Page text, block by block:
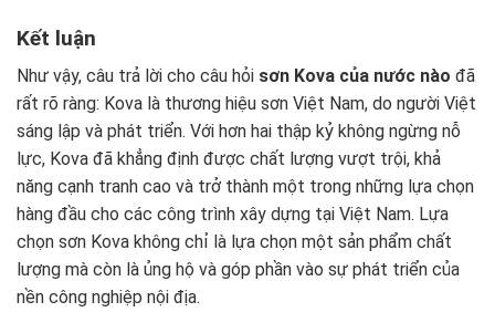
Kết luận
Như vậy, câu trả lời cho câu hỏi sơn Kova của nước nào đã
rất rõ ràng: Kova là thương hiệu sơn Việt Nam, do người Việt
sáng lập và phát triển. Với hơn hai thập kỷ không ngừng nỗ
lực, Kova đã khẳng định được chất lượng vượt trội, khả
năng cạnh tranh cao và trở thành một trong những lựa chọn
hàng đầu cho các công trình xây dựng tại Việt Nam. Lựa
chọn sơn Kova không chỉ là lựa chọn một sản phẩm chất
lượng mà còn là ủng hộ và góp phần vào sự phát triển của
nền công nghiệp nội địa.